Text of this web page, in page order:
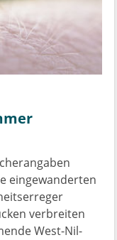
eingewanderten
verbreiten
West-Nil-